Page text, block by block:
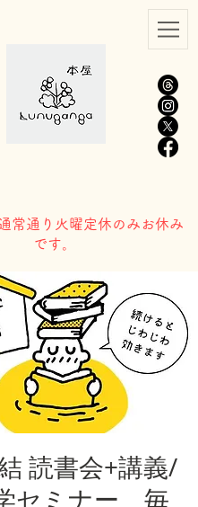
常通り火曜定休のみお休み
です。
読書会+講義/
セミナー 毎